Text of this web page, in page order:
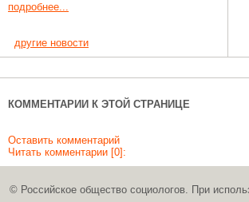
подробнее...
другие новости
КОММЕНТАРИИ К ЭТОЙ СТРАНИЦЕ
Оставить комментарий
Читать комментарии [0]:
© Российское общество социологов. При